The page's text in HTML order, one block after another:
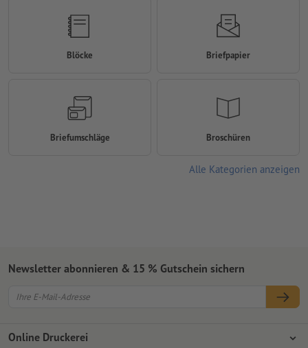
Blöcke Briefpapier
Briefumschläge Broschüren
Alle Kategorien anzeigen
Online Druckerei
Newsletter abonnieren & 15 % Gutschein sichern